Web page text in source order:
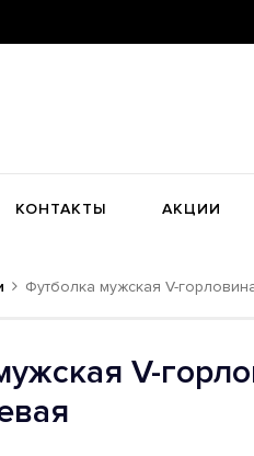
КОНТАКТЫ АКЦИИ
Футболка мужская V-
V-